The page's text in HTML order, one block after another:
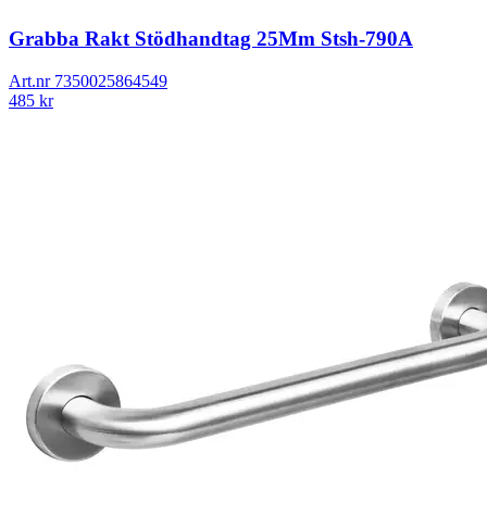
Grabba Rakt Stödhandtag 25Mm Stsh-790A
Art.nr 7350025864549
485 kr